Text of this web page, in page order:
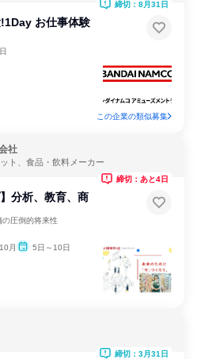
お仕事体験
締切：8月31日
この企業の類似募集
社
ト、食品・飲料メーカー
分析、教育、商
圧倒的将来性
月 5日～10日
締切：あと4日
締切：3月31日